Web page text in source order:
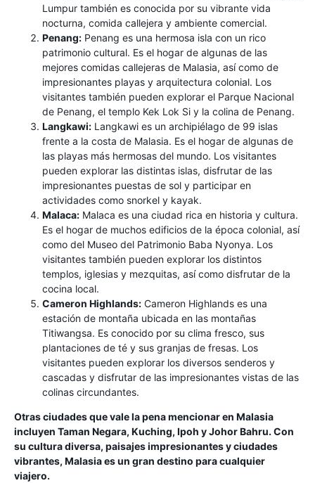
Lumpur también es conocida por su vibrante vida
nocturna, comida callejera y ambiente comercial.
Penang: Penang es una hermosa isla con un rico
patrimonio cultural. Es el hogar de algunas de las
mejores comidas callejeras de Malasia, así como de
impresionantes playas y arquitectura colonial. Los
visitantes también pueden explorar el Parque Nacional
de Penang, el templo Kek Lok Si y la colina de Penang.
Langkawi: Langkawi es un archipiélago de 99 islas
frente a la costa de Malasia. Es el hogar de algunas de
las playas más hermosas del mundo. Los visitantes
pueden explorar las distintas islas, disfrutar de las
impresionantes puestas de sol y participar en
actividades como snorkel y kayak.
Malaca: Malaca es una ciudad rica en historia y cultura.
Es el hogar de muchos edificios de la época colonial, así
como del Museo del Patrimonio Baba Nyonya. Los
visitantes también pueden explorar los distintos
templos, iglesias y mezquitas, así como disfrutar de la
cocina local.
Cameron Highlands: Cameron Highlands es una
estación de montaña ubicada en las montañas
Titiwangsa. Es conocido por su clima fresco, sus
plantaciones de té y sus granjas de fresas. Los
visitantes pueden explorar los diversos senderos y
cascadas y disfrutar de las impresionantes vistas de las
colinas circundantes.
Otras ciudades que vale la pena mencionar en Malasia
incluyen Taman Negara, Kuching, Ipoh y Johor Bahru. Con
su cultura diversa, paisajes impresionantes y ciudades
vibrantes, Malasia es un gran destino para cualquier
viajero.